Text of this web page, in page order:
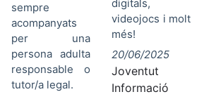
sempre
acompanyats
per una
persona adulta
responsable o
tutor/a legal.
digitals,
videojocs i molt
més!
20/06/2025
Joventut
Informació